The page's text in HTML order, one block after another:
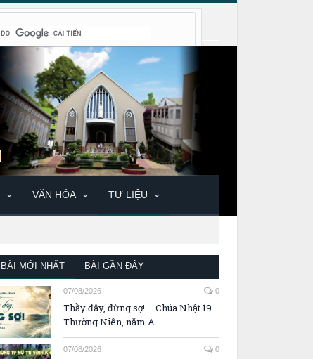
VĂN HÓA TƯ LIỆU
BÀI MỚI NHẤT BÀI GẦN ĐÂY
07/08/2026 0
Thầy đây, đừng sợ! – Chúa Nhật 19
Thường Niên, năm A
07/08/2026 0